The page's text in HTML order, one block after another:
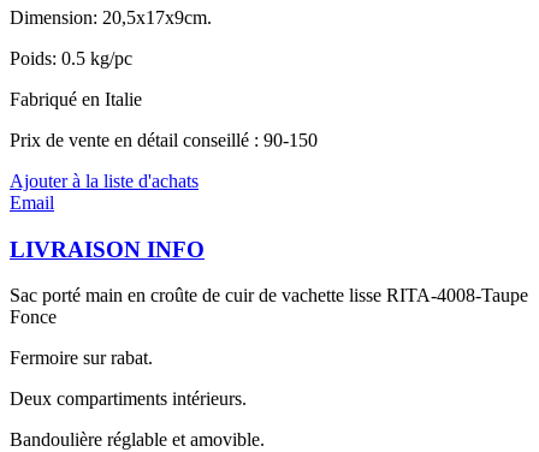
Dimension: 20,5x17x9cm.
Poids: 0.5 kg/pc
Fabriqué en Italie
Prix de vente en détail conseillé : 90-150
Ajouter à la liste d'achats
Email
LIVRAISON INFO
Sac porté main en croûte de cuir de vachette lisse RITA-4008-Taupe
Fonce
Fermoire sur rabat.
Deux compartiments intérieurs.
Bandoulière réglable et amovible.